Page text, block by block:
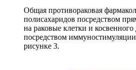
Общая противораковая
полисахаридов посредством
на раковые клетки и косвенного
посредством иммуностимуляции
рисунке 3.